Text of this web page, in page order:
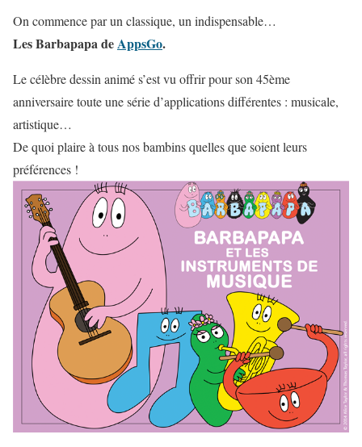
On commence par un classique, un indispensable…
Les Barbapapa deAppsGo.
Le célèbre dessin animé s’est vu offrir pour son 45ème
anniversaire toute une série d’applications différentes : musicale,
artistique…
De quoi plaire à tous nos bambins quelles que soient leurs
préférences !